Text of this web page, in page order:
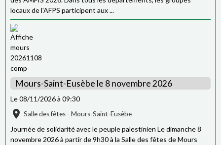
locaux de l'AFPS participent aux ...
Mours-Saint-Eusèbe le 8 novembre 2026
Le 08/11/2026à 09:30
Salle des fêtes - Mours-Saint-Eusèbe
Journée de solidarité avec le peuple palestinien Le dimanche 8
novembre 2026 à partir de 9h30 à la Salle des fêtes de Mours